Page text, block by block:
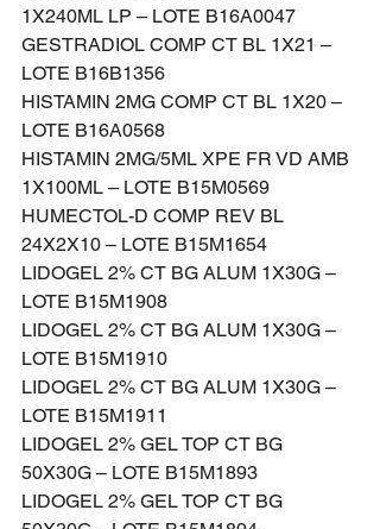
1X240ML LP – LOTE B16A0047
GESTRADIOL COMP CT BL 1X21 –
LOTE B16B1356
HISTAMIN 2MG COMP CT BL 1X20 –
LOTE B16A0568
HISTAMIN 2MG/5ML XPE FR VD AMB
1X100ML – LOTE B15M0569
HUMECTOL-D COMP REV BL
24X2X10 – LOTE B15M1654
LIDOGEL 2% CT BG ALUM 1X30G –
LOTE B15M1908
LIDOGEL 2% CT BG ALUM 1X30G –
LOTE B15M1910
LIDOGEL 2% CT BG ALUM 1X30G –
LOTE B15M1911
LIDOGEL 2% GEL TOP CT BG
50X30G – LOTE B15M1893
LIDOGEL 2% GEL TOP CT BG